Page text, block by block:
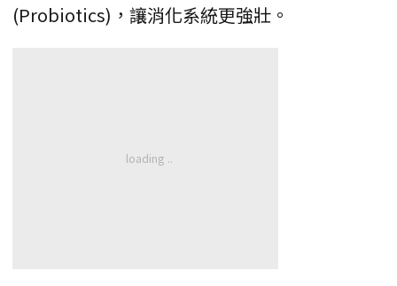
(Probiotics)，讓消化系統更強壯。